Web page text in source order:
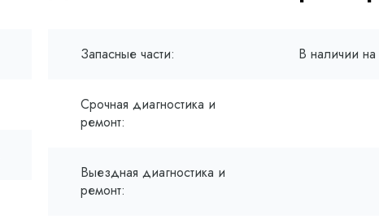
Запасные части: В наличии
Срочная диагностика и
ремонт:
Выездная диагностика и
ремонт: